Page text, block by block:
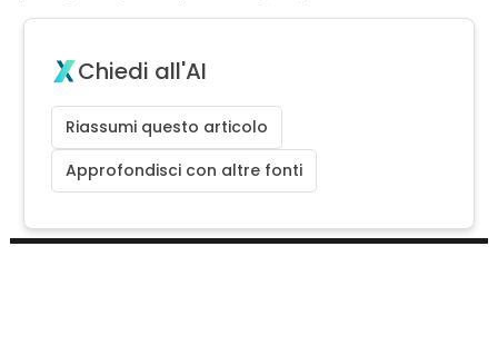
Chiedi all'AI
Riassumi questo articolo
Approfondisci con altre fonti